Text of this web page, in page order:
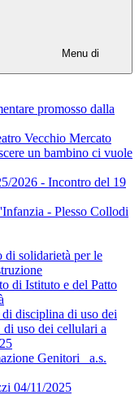
Menu di
promosso dalla
Vecchio Mercato
un bambino ci vuole
2026 - Incontro del 19
- Plesso Collodi
di solidarietà per le
di Istituto e del Patto
disciplina di uso dei
uso dei cellulari a
Genitori_ a.s.
04/11/2025